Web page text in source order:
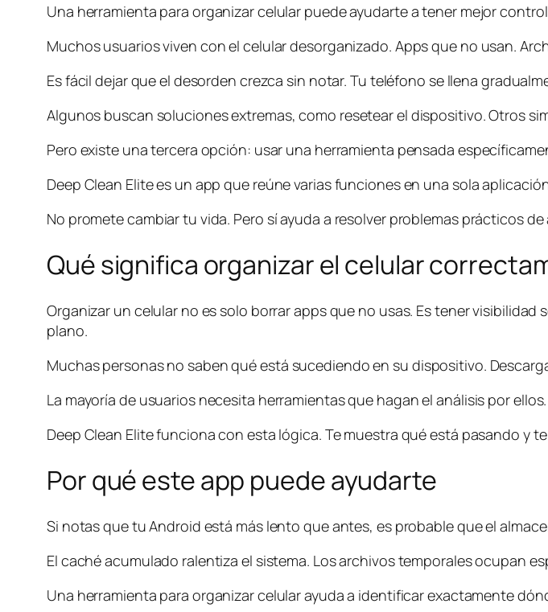
Una herramienta para organizar celular puede ayudarte a tener mejor
Muchos usuarios viven con el celular desorganizado. Apps que no usan.
Es fácil dejar que el desorden crezca sin notar. Tu teléfono se llena
Algunos buscan soluciones extremas, como resetear el dispositivo. Otros
Pero existe una tercera opción: usar una herramienta pensada
Deep Clean Elite es un app que reúne varias funciones en una sola
No promete cambiar tu vida. Pero sí ayuda a resolver problemas prácticos
Qué significa organizar el celular
Organizar un celular no es solo borrar apps que no usas. Es tener
plano.
Muchas personas no saben qué está sucediendo en su dispositivo.
La mayoría de usuarios necesita herramientas que hagan el análisis por
Deep Clean Elite funciona con esta lógica. Te muestra qué está pasando y
Por qué este app puede ayudarte
Si notas que tu Android está más lento que antes, es probable que el
El caché acumulado ralentiza el sistema. Los archivos temporales ocupan
Una herramienta para organizar celular ayuda a identificar exactamente